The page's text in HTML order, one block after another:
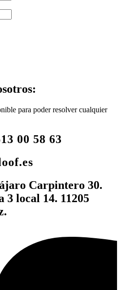
para poder resolver cualquier
00 58 63
Carpintero 30.
local 14. 11205